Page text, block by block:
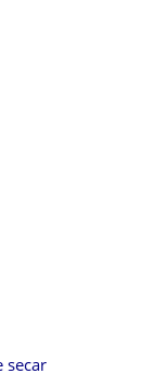
secar